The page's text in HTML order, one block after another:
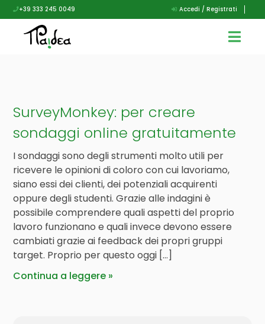
+39 333 245 0049 Accedi / Registrati
SurveyMonkey: per creare
sondaggi online gratuitamente
I sondaggi sono degli strumenti molto utili per
ricevere le opinioni di coloro con cui lavoriamo,
siano essi dei clienti, dei potenziali acquirenti
oppure degli studenti. Grazie alle indagini è
possibile comprendere quali aspetti del proprio
lavoro funzionano e quali invece devono essere
cambiati grazie ai feedback dei propri gruppi
target. Proprio per questo oggi […]
Continua a leggere